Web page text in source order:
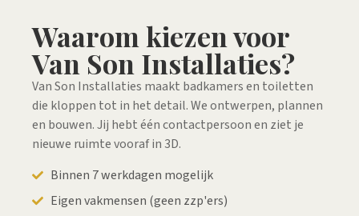
Waarom kiezen voor
Van Son Installaties?
Van Son Installaties maakt badkamers en toiletten
die kloppen tot in het detail. We ontwerpen, plannen
en bouwen. Jij hebt één contactpersoon en ziet je
nieuwe ruimte vooraf in 3D.
Binnen 7 werkdagen mogelijk
Eigen vakmensen (geen zzp'ers)